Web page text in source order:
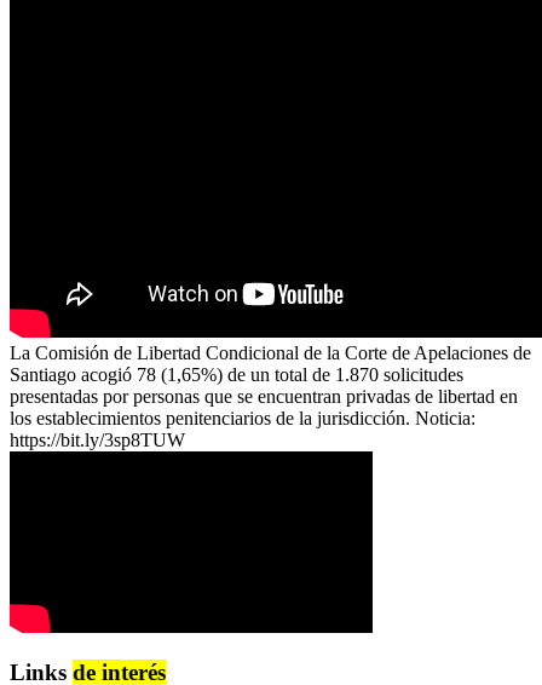
La Comisión de Libertad Condicional de la Corte de Apelaciones de
Santiago acogió 78 (1,65%) de un total de 1.870 solicitudes
presentadas por personas que se encuentran privadas de libertad en
los establecimientos penitenciarios de la jurisdicción. Noticia:
https://bit.ly/3sp8TUW
Links de interés